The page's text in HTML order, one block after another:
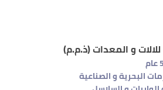
و المعدات (ذ.م.م)
البحرية و الصناعية